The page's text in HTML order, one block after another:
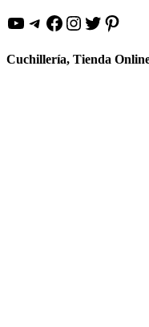
YouTube
Telegram
Facebook
Instagram
Twitter
Cuchillería, Tienda